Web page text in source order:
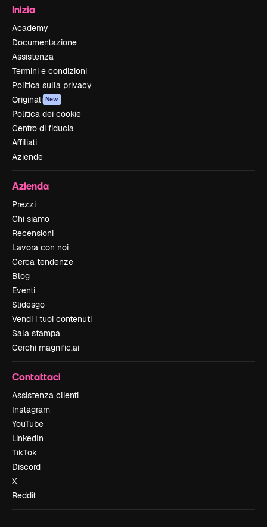
Inizia
Academy
Documentazione
Assistenza
Termini e condizioni
Politica sulla privacy
Originali New
Politica dei cookie
Centro di fiducia
Affiliati
Aziende
Azienda
Prezzi
Chi siamo
Recensioni
Lavora con noi
Cerca tendenze
Blog
Eventi
Slidesgo
Vendi i tuoi contenuti
Sala stampa
Cerchi magnific.ai
Contattaci
Assistenza clienti
Instagram
YouTube
LinkedIn
TikTok
Discord
X
Reddit